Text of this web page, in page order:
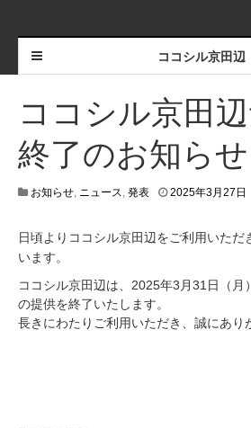
ココシル京田辺
ココシル京田
終了のお知らせ
お知らせ, ニュース, 発表 2025年3月27日
日頃よりココシル京田辺をご利用いただ
います。
ココシル京田辺は、2025年3月31日（月
の提供を終了いたします。
長きにわたりご利用いただき、誠にあり